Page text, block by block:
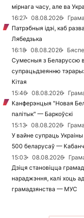
мірнага часу, але ва
16:27
08.08.2026
Патрэбныя ідэі, каб
Лябедзька
16:18
08.08.2026
Сумесныя з Беларуссю
супрацьдзеянню
Кітая
15:46
08.08.2026
Канферэнцыя "Новая
палітык" — Баркоўскі
15:13
08.08.2026
У вайне супраць
500 беларусаў —
15:03
08.08.2026
Дзіця становіцца
нараджэння, калі хоць
грамадзянства — МУС